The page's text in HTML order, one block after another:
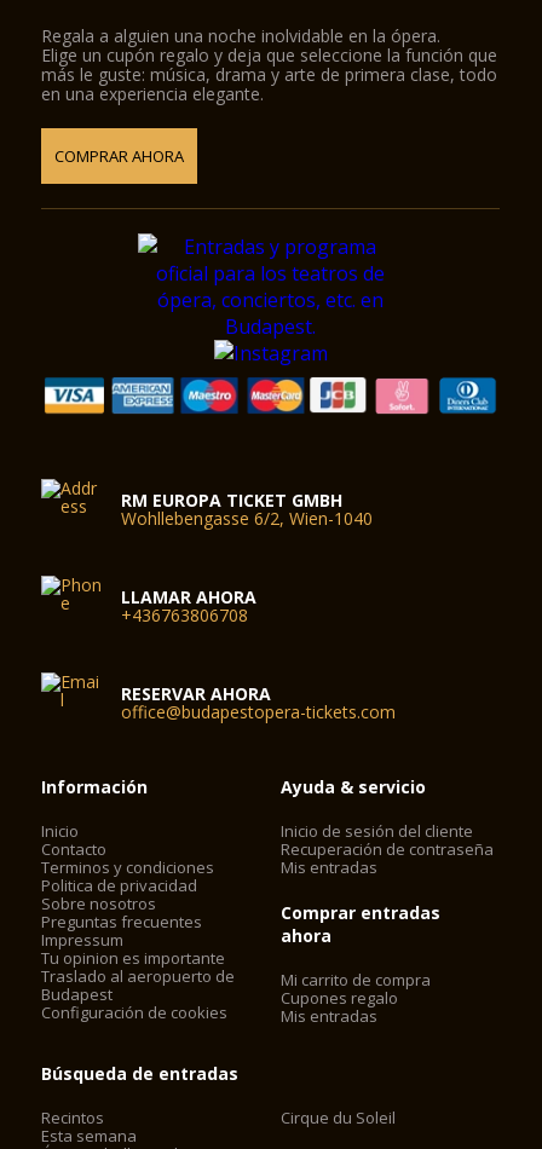
Regala a alguien una noche inolvidable en la ópera.
Elige un cupón regalo y deja que seleccione la función que
más le guste: música, drama y arte de primera clase, todo
en una experiencia elegante.
COMPRAR AHORA
RM EUROPA TICKET GMBH
Wohllebengasse 6/2, Wien-1040
LLAMAR AHORA
+436763806708
RESERVAR AHORA
office@budapestopera-tickets.com
Información
Inicio
Contacto
Terminos y condiciones
Politica de privacidad
Sobre nosotros
Preguntas frecuentes
Impressum
Tu opinion es importante
Traslado al aeropuerto de
Budapest
Configuración de cookies
Ayuda & servicio
Inicio de sesión del cliente
Recuperación de contraseña
Mis entradas
Comprar entradas
ahora
Mi carrito de compra
Cupones regalo
Mis entradas
Búsqueda de entradas
Recintos
Esta semana
Cirque du Soleil